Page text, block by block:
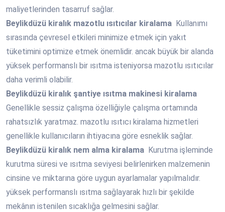
maliyetlerinden tasarruf sağlar.
Beylikdüzü kiralık mazotlu ısıtıcılar kiralama Kullanımı
sırasında çevresel etkileri minimize etmek için yakıt
tüketimini optimize etmek önemlidir. ancak büyük bir alanda
yüksek performanslı bir ısıtma isteniyorsa mazotlu ısıtıcılar
daha verimli olabilir.
Beylikdüzü kiralık şantiye ısıtma makinesi kiralama
Genellikle sessiz çalışma özelliğiyle çalışma ortamında
rahatsızlık yaratmaz. mazotlu ısıtıcı kiralama hizmetleri
genellikle kullanıcıların ihtiyacına göre esneklik sağlar.
Beylikdüzü kiralık nem alma kiralama Kurutma işleminde
kurutma süresi ve ısıtma seviyesi belirlenirken malzemenin
cinsine ve miktarına göre uygun ayarlamalar yapılmalıdır.
yüksek performanslı ısıtma sağlayarak hızlı bir şekilde
mekânın istenilen sıcaklığa gelmesini sağlar.